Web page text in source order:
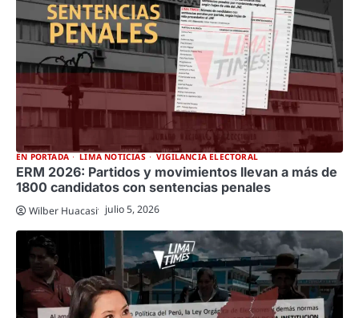
EN PORTADA LIMA NOTICIAS VIGILANCIA ELECTORAL
ERM 2026: Partidos y movimientos llevan a más de
1800 candidatos con sentencias penales
Wilber Huacasi julio 5, 2026